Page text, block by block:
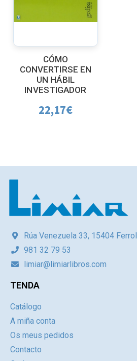
CÓMO
CONVERTIRSE EN
UN HÁBIL
INVESTIGADOR
22,17€
Rúa Venezuela 33, 15404 Ferrol
981 32 79 53
limiar@limiarlibros.com
TENDA
Catálogo
A miña conta
Os meus pedidos
Contacto